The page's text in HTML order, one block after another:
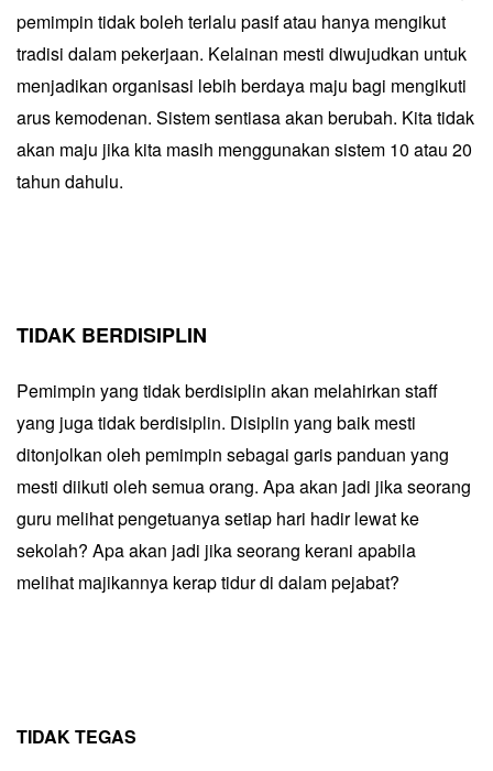
pemimpin tidak boleh terlalu pasif atau hanya mengikut
tradisi dalam pekerjaan. Kelainan mesti diwujudkan untuk
menjadikan organisasi lebih berdaya maju bagi mengikuti
arus kemodenan. Sistem sentiasa akan berubah. Kita tidak
akan maju jika kita masih menggunakan sistem 10 atau 20
tahun dahulu.
TIDAK BERDISIPLIN
Pemimpin yang tidak berdisiplin akan melahirkan staff
yang juga tidak berdisiplin. Disiplin yang baik mesti
ditonjolkan oleh pemimpin sebagai garis panduan yang
mesti diikuti oleh semua orang. Apa akan jadi jika seorang
guru melihat pengetuanya setiap hari hadir lewat ke
sekolah? Apa akan jadi jika seorang kerani apabila
melihat majikannya kerap tidur di dalam pejabat?
TIDAK TEGAS